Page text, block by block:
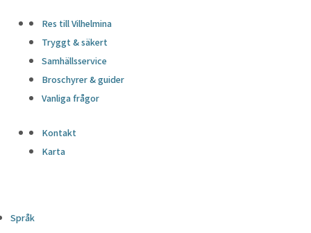
Res till Vilhelmina
Tryggt & säkert
Samhällsservice
Broschyrer & guider
Vanliga frågor
Kontakt
Karta
Språk